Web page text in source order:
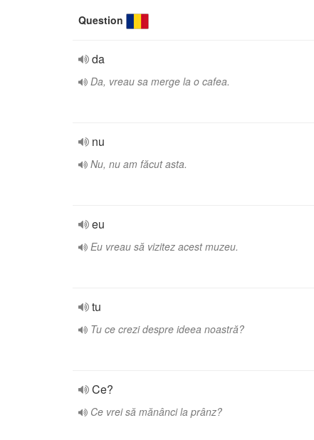
Question
da
Da, vreau sa merge la o cafea.
nu
Nu, nu am făcut asta.
eu
Eu vreau să vizitez acest muzeu.
tu
Tu ce crezi despre ideea noastră?
Ce?
Ce vrei să mănânci la prânz?